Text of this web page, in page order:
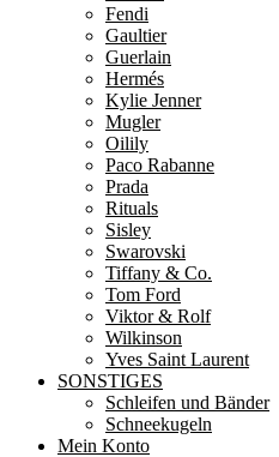
Fendi
Gaultier
Guerlain
Hermés
Kylie Jenner
Mugler
Oilily
Paco Rabanne
Prada
Rituals
Sisley
Swarovski
Tiffany & Co.
Tom Ford
Viktor & Rolf
Wilkinson
Yves Saint Laurent
SONSTIGES
Schleifen und Bänder
Schneekugeln
Mein Konto